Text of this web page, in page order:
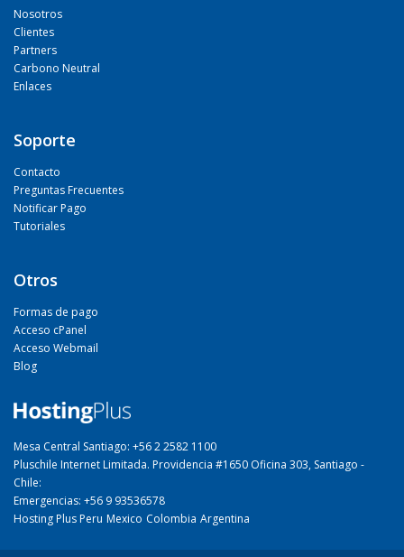
Nosotros
Clientes
Partners
Carbono Neutral
Enlaces
Soporte
Contacto
Preguntas Frecuentes
Notificar Pago
Tutoriales
Otros
Formas de pago
Acceso cPanel
Acceso Webmail
Blog
Mesa Central Santiago: +56 2 2582 1100
Pluschile Internet Limitada. Providencia #1650 Oficina 303, Santiago -
Chile:
Emergencias: +56 9 93536578
Hosting Plus Peru Mexico Colombia Argentina